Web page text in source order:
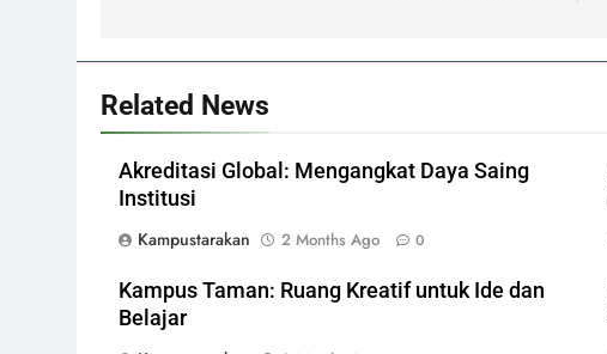
Related News
Akreditasi Global: Mengangkat Daya Saing
Institusi
Kampustarakan
2 Months Ago 0
Kampus Taman: Ruang Kreatif untuk Ide dan
Belajar